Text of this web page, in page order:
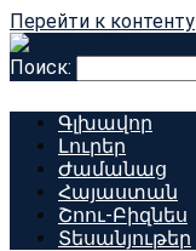
Перейти к контенту
Поиск:
Գլխավոր
Լուրեր
Ժամանաց
Հայաստան
Շոու-Բիզնես
Տեսանյութեր